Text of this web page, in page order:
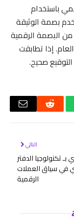
باستخدام
بصمة الوثيقة
البصمة الرقمية
إذا تطابقت
صحيح.
رديت
البريد
التالي
بـ تكنولوجيا الدفتر
في سياق العملات
الرقمية